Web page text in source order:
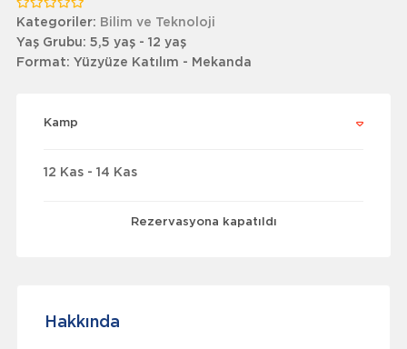
Kategoriler: Bilim ve Teknoloji
Yaş Grubu: 5,5 yaş - 12 yaş
Format: Yüzyüze Katılım - Mekanda
Kamp
12 Kas - 14 Kas
Rezervasyona kapatıldı
Hakkında